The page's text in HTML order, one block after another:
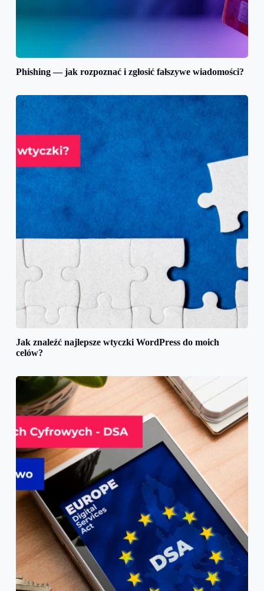
Phishing — jak rozpoznać i zgłosić fałszywe wiadomości?
Jak znaleźć najlepsze wtyczki WordPress do moich
celów?